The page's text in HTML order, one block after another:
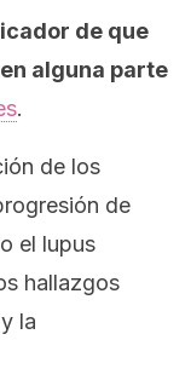
de que
alguna parte
.
de los
de
el lupus
hallazgos
la